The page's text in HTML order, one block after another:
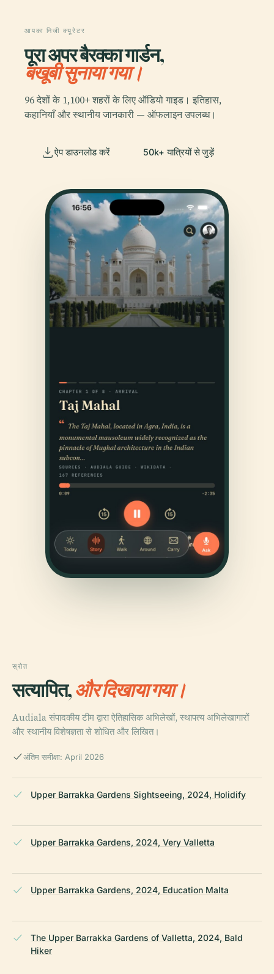
आपका निजी क्यूरेटर
पूरा अपर बैरक्का गार्डन,
बखूबी सुनाया गया।
96 देशों के 1,100+ शहरों के लिए ऑडियो गाइड। इतिहास,
कहानियाँ और स्थानीय जानकारी — ऑफलाइन उपलब्ध।
ऐप डाउनलोड करें 50k+ यात्रियों से जुड़ें
स्रोत
सत्यापित,और दिखाया गया।
Audiala संपादकीय टीम द्वारा ऐतिहासिक अभिलेखों, स्थापत्य अभिलेखागारों
और स्थानीय विशेषज्ञता से शोधित और लिखित।
अंतिम समीक्षा: April 2026
Upper Barrakka Gardens Sightseeing, 2024, Holidify
Upper Barrakka Gardens, 2024, Very Valletta
Upper Barrakka Gardens, 2024, Education Malta
The Upper Barrakka Gardens of Valletta, 2024, Bald
Hiker